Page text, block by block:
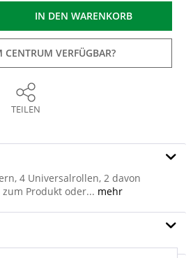
IN DEN WARENKORB
CENTRUM VERFÜGBAR?
TEILEN
4 Universalrollen, 2 davon
Produkt oder... mehr